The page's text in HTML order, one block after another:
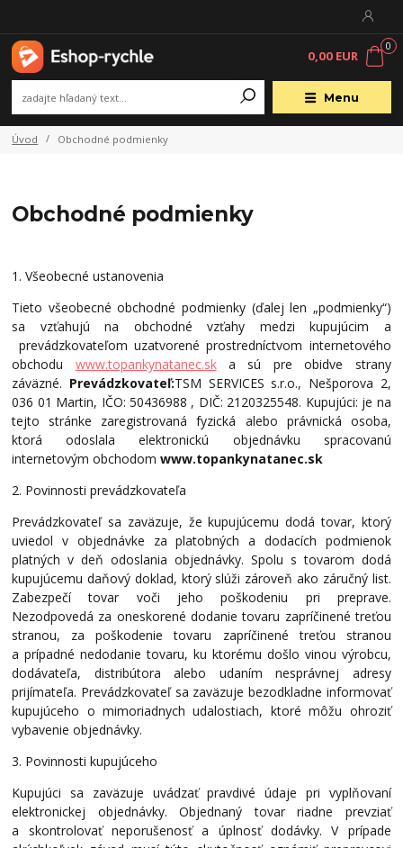
Menu
0
0,00 EUR
Úvod Obchodné podmienky
Obchodné podmienky
1. Všeobecné ustanovenia
Tieto všeobecné obchodné podmienky (ďalej len „podmienky“)
sa vzťahujú na obchodné vzťahy medzi kupujúcim a
prevádzkovateľom uzatvorené prostredníctvom internetového
obchodu www.topankynatanec.ska sú pre obidve strany
záväzné. Prevádzkovateľ:TSM SERVICES s.r.o., Nešporova 2,
036 01 Martin, IČO: 50436988 , DIČ: 2120325548. Kupujúci: je na
tejto stránke zaregistrovaná fyzická alebo právnická osoba,
ktorá odoslala elektronickú objednávku spracovanú
internetovým obchodomwww.topankynatanec.sk
2. Povinnosti prevádzkovateľa
Prevádzkovateľ sa zaväzuje, že kupujúcemu dodá tovar, ktorý
uviedol v objednávke za platobných a dodacích podmienok
platných v deň odoslania objednávky. Spolu s tovarom dodá
kupujúcemu daňový doklad, ktorý slúži zároveň ako záručný list.
Zabezpečí tovar voči jeho poškodeniu pri preprave.
Nezodpovedá za oneskorené dodanie tovaru zapríčinené treťou
stranou, za poškodenie tovaru zapríčinené treťou stranou
a prípadné nedodanie tovaru, ku ktorému došlo vinou výrobcu,
dodávateľa, distribútora alebo udaním nesprávnej adresy
prijímateľa. Prevádzkovateľ sa zaväzuje bezodkladne informovať
kupujúceho o mimoriadnych udalostiach, ktoré môžu ohroziť
vybavenie objednávky.
3. Povinnosti kupujúceho
Kupujúci sa zaväzuje uvádzať pravdivé údaje pri vyplňovaní
elektronickej objednávky. Objednaný tovar riadne prevziať
a skontrolovať neporušenosť a úplnosť dodávky. V prípade